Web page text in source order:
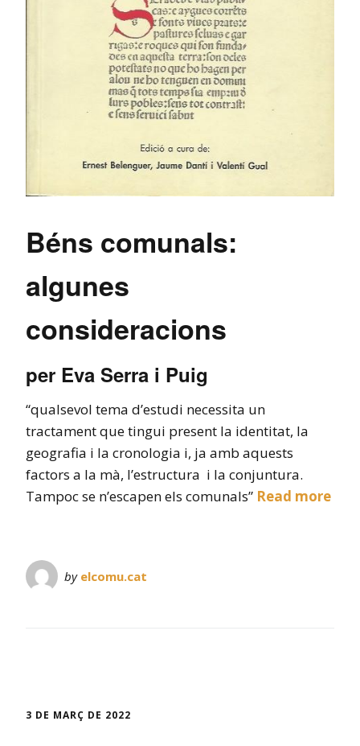
Béns comunals:
algunes
consideracions
per Eva Serra i Puig
“qualsevol tema d’estudi necessita un
tractament que tingui present la identitat, la
geografia i la cronologia i, ja amb aquests
factors a la mà, l’estructura i la conjuntura.
Tampoc se n’escapen els comunals” Read more
by elcomu.cat
3 DE MARÇ DE 2022